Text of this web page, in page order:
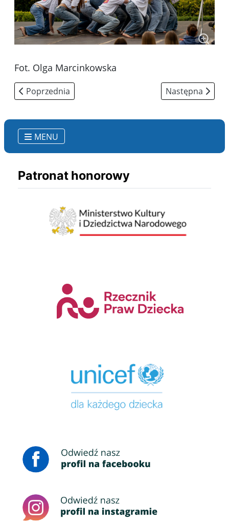
MENU
Patronat honorowy
Fot. Olga Marcinkowska
Poprzednia strona: Protokół konkursu tanecznego 46.
Poprzednia Następna
Następna